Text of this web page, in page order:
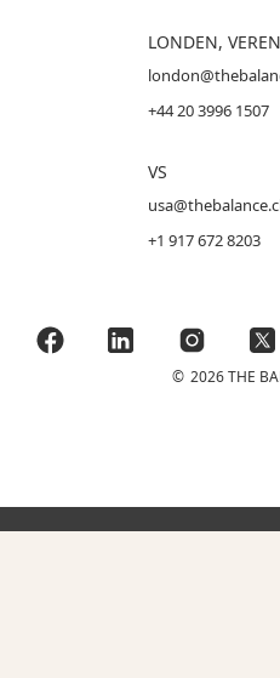
LONDEN,
+44 20 3996 1507
VS
+1 917 672 8203
© 2026 THE